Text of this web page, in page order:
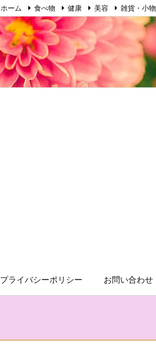
プライバシーポリシー お問い合わせ
ホーム 食べ物 健康 美容 雑貨・小物